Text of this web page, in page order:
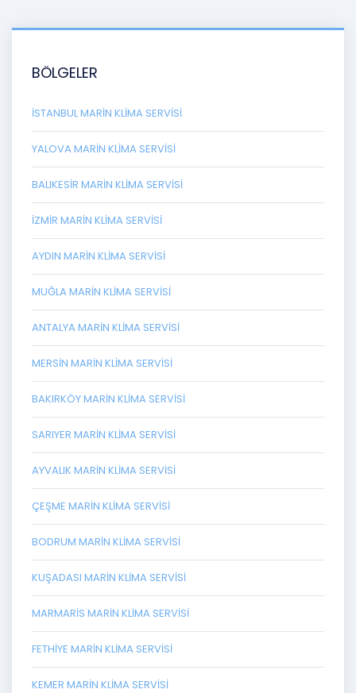
BÖLGELER
İSTANBUL MARIN KLIMA SERVISI
YALOVA MARIN KLIMA SERVISI
BALIKESIR MARIN KLIMA SERVISI
İZMIR MARIN KLIMA SERVISI
AYDIN MARIN KLIMA SERVISI
MUĞLA MARIN KLIMA SERVISI
ANTALYA MARIN KLIMA SERVISI
MERSIN MARIN KLIMA SERVISI
BAKIRKÖY MARIN KLIMA SERVISI
SARIYER MARIN KLIMA SERVISI
AYVALIK MARIN KLIMA SERVISI
ÇEŞME MARIN KLIMA SERVISI
BODRUM MARIN KLIMA SERVISI
KUŞADASI MARIN KLIMA SERVISI
MARMARIS MARIN KLIMA SERVISI
FETHIYE MARIN KLIMA SERVISI
KEMER MARIN KLIMA SERVISI